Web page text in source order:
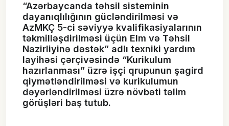
“Azərbaycanda təhsil sisteminin
dayanıqlılığının gücləndirilməsi və
AzMKÇ 5-ci səviyyə kvalifikasiyalarının
təkmilləşdirilməsi üçün Elm və Təhsil
Nazirliyinə dəstək” adlı texniki yardım
layihəsi çərçivəsində “Kurikulum
hazırlanması” üzrə işçi qrupunun şagird
qiymətləndirilməsi və kurikulumun
dəyərləndirilməsi üzrə növbəti təlim
görüşləri baş tutub.